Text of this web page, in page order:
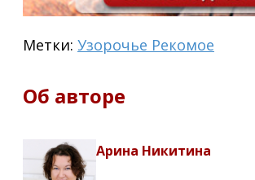
Метки: Узорочье Рекомое
Об авторе
Арина Никитина